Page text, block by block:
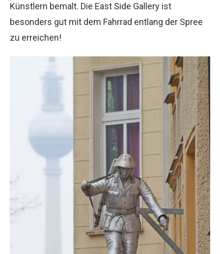
Künstlern bemalt. Die East Side Gallery ist
besonders gut mit dem Fahrrad entlang der Spree
zu erreichen!